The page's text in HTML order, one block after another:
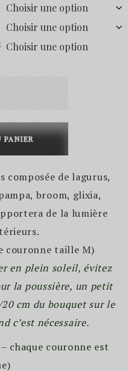
prix :
30.00€
PANIER
composée de lagurus,
broom, glixia,
de la lumière
couronne taille M)
en plein soleil, évitez
la poussière, un petit
cm du bouquet sur le
c’est nécessaire.
chaque couronne est